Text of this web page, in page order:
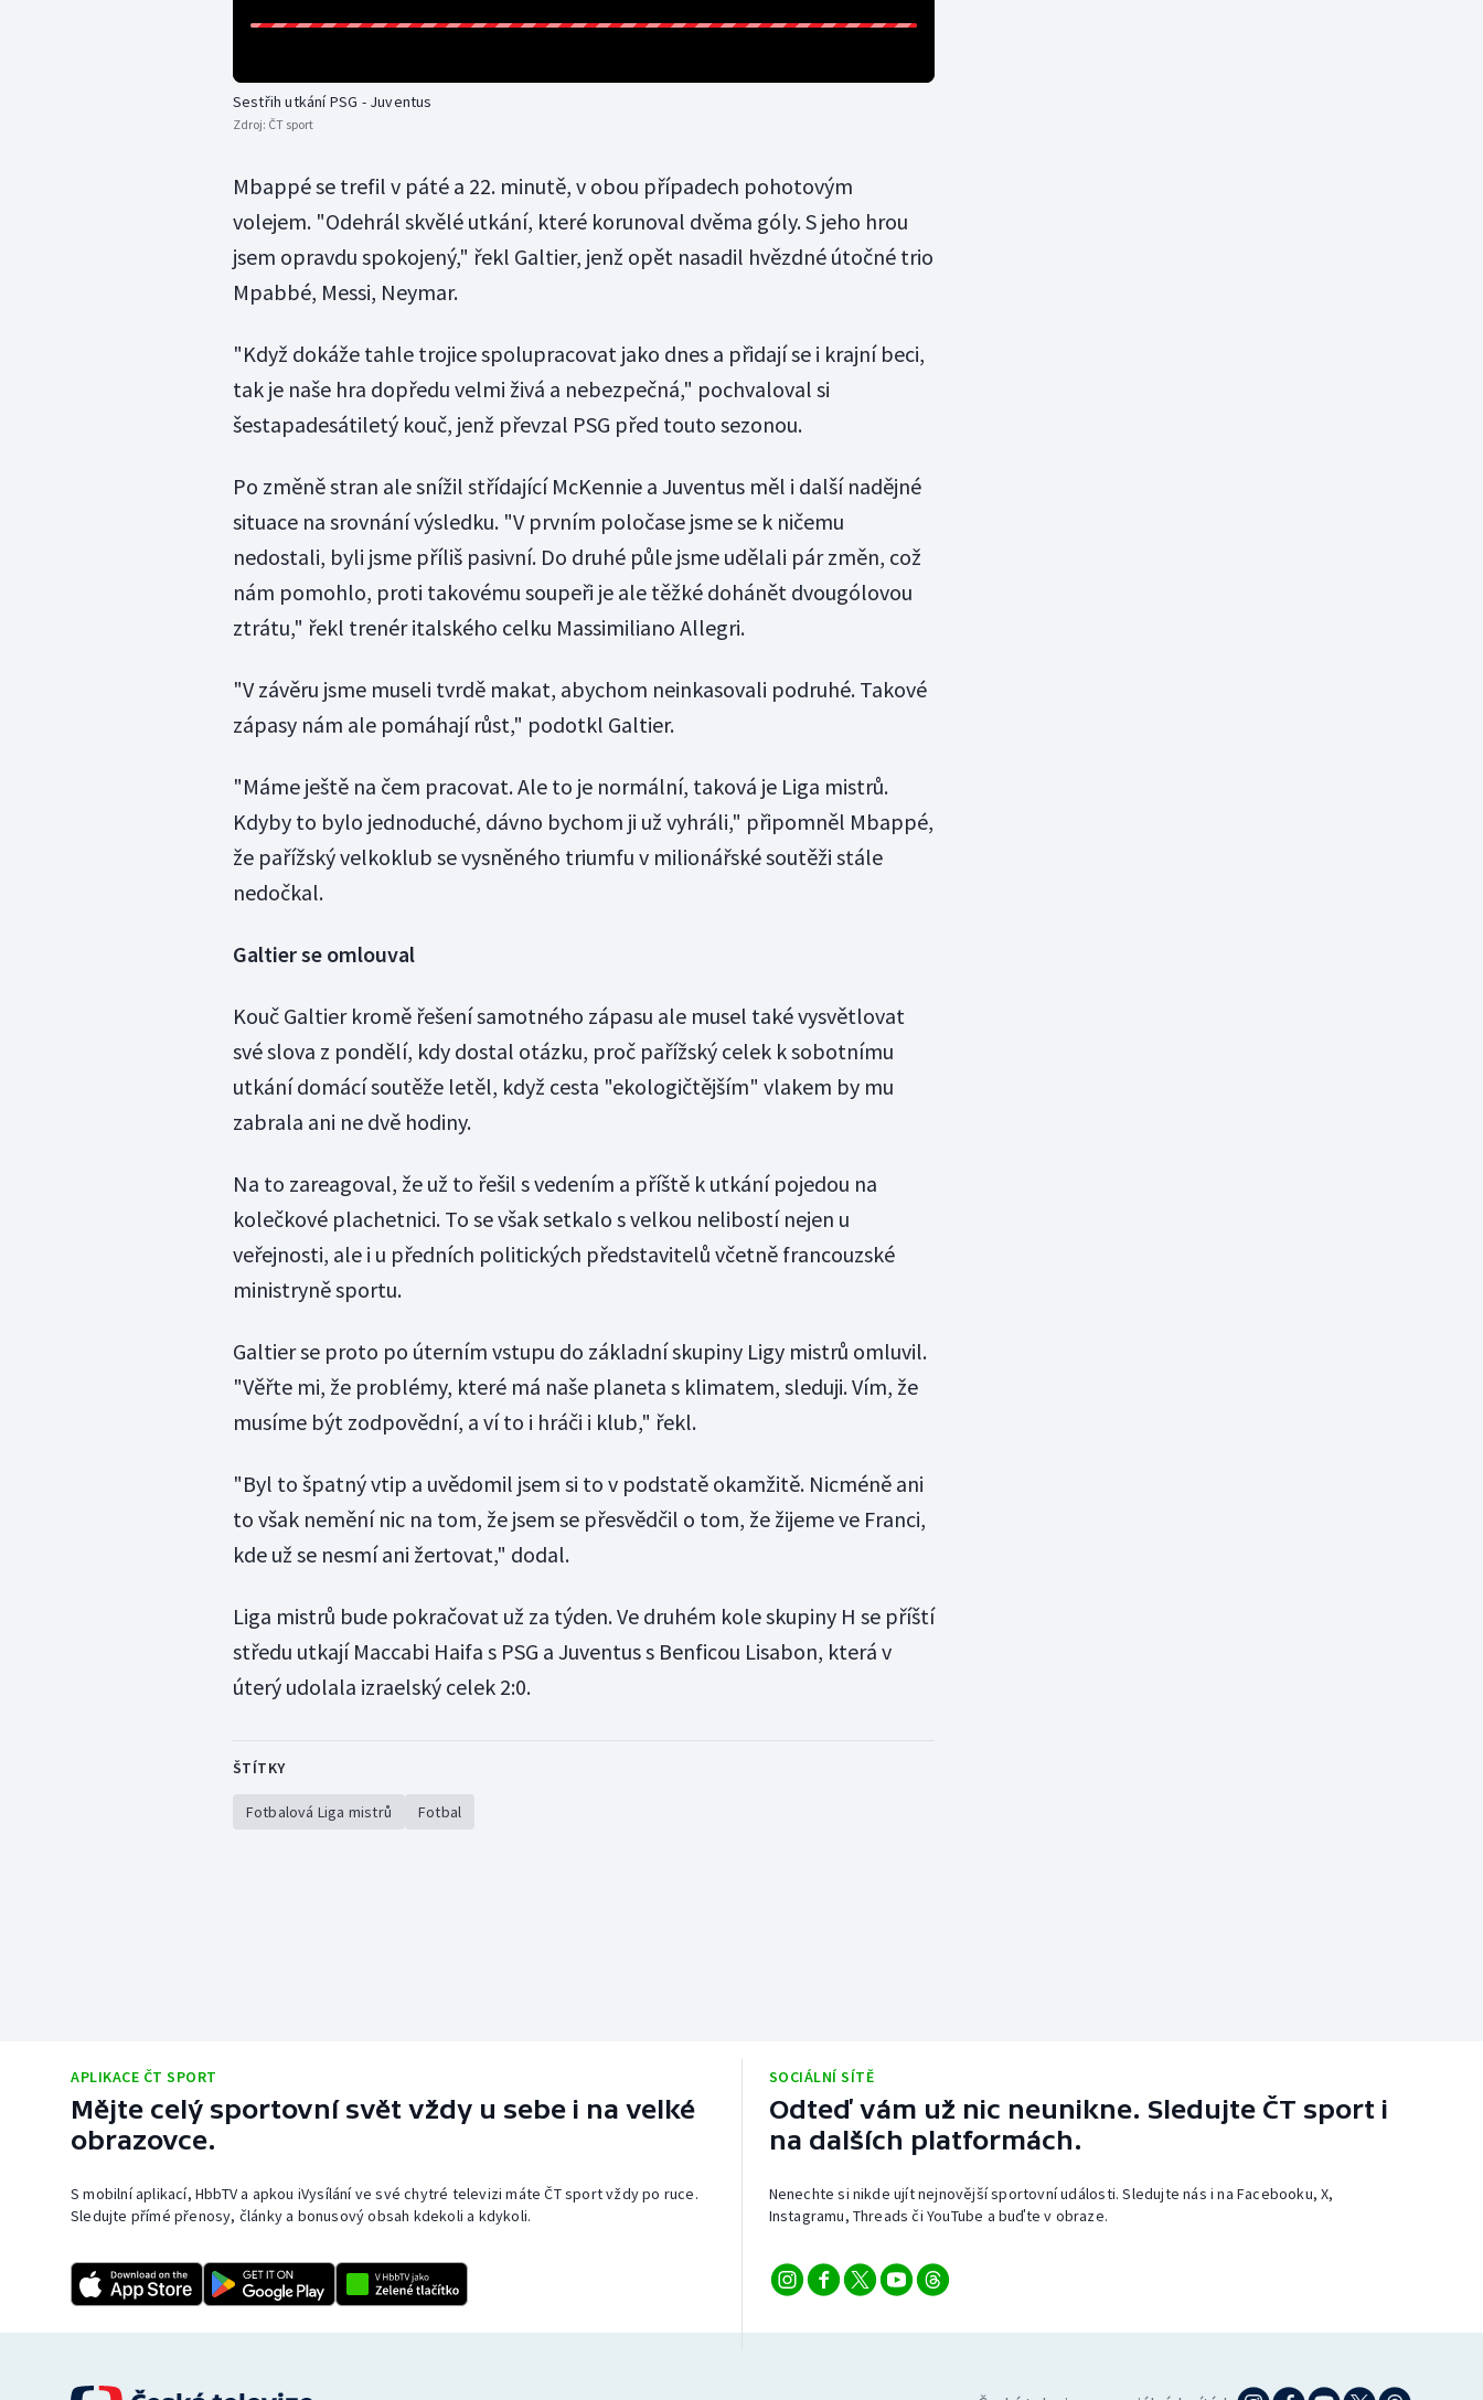
Sestřih utkání PSG - Juventus
Zdroj: ČT sport
Mbappé se trefil v páté a 22. minutě, v obou případech pohotovým
volejem. "Odehrál skvělé utkání, které korunoval dvěma góly. S jeho hrou
jsem opravdu spokojený," řekl Galtier, jenž opět nasadil hvězdné útočné trio
Mpabbé, Messi, Neymar.
"Když dokáže tahle trojice spolupracovat jako dnes a přidají se i krajní beci,
tak je naše hra dopředu velmi živá a nebezpečná," pochvaloval si
šestapadesátiletý kouč, jenž převzal PSG před touto sezonou.
Po změně stran ale snížil střídající McKennie a Juventus měl i další nadějné
situace na srovnání výsledku. "V prvním poločase jsme se k ničemu
nedostali, byli jsme příliš pasivní. Do druhé půle jsme udělali pár změn, což
nám pomohlo, proti takovému soupeři je ale těžké dohánět dvougólovou
ztrátu," řekl trenér italského celku Massimiliano Allegri.
"V závěru jsme museli tvrdě makat, abychom neinkasovali podruhé. Takové
zápasy nám ale pomáhají růst," podotkl Galtier.
"Máme ještě na čem pracovat. Ale to je normální, taková je Liga mistrů.
Kdyby to bylo jednoduché, dávno bychom ji už vyhráli," připomněl Mbappé,
že pařížský velkoklub se vysněného triumfu v milionářské soutěži stále
nedočkal.
Galtier se omlouval
Kouč Galtier kromě řešení samotného zápasu ale musel také vysvětlovat
své slova z pondělí, kdy dostal otázku, proč pařížský celek k sobotnímu
utkání domácí soutěže letěl, když cesta "ekologičtějším" vlakem by mu
zabrala ani ne dvě hodiny.
Na to zareagoval, že už to řešil s vedením a příště k utkání pojedou na
kolečkové plachetnici. To se však setkalo s velkou nelibostí nejen u
veřejnosti, ale i u předních politických představitelů včetně francouzské
ministryně sportu.
Galtier se proto po úterním vstupu do základní skupiny Ligy mistrů omluvil.
"Věřte mi, že problémy, které má naše planeta s klimatem, sleduji. Vím, že
musíme být zodpovědní, a ví to i hráči i klub," řekl.
"Byl to špatný vtip a uvědomil jsem si to v podstatě okamžitě. Nicméně ani
to však nemění nic na tom, že jsem se přesvědčil o tom, že žijeme ve Franci,
kde už se nesmí ani žertovat," dodal.
Liga mistrů bude pokračovat už za týden. Ve druhém kole skupiny H se příští
středu utkají Maccabi Haifa s PSG a Juventus s Benficou Lisabon, která v
úterý udolala izraelský celek 2:0.
ŠTÍTKY
Fotbalová Liga mistrů Fotbal
APLIKACE ČT SPORT
Mějte celý sportovní svět vždy u sebe i na velké
obrazovce.
S mobilní aplikací, HbbTV a apkou iVysílání ve své chytré televizi máte ČT sport vždy po ruce.
Sledujte přímé přenosy, články a bonusový obsah kdekoli a kdykoli.
SOCIÁLNÍ SÍTĚ
Odteď vám už nic neunikne. Sledujte ČT sport i
na dalších platformách.
Nenechte si nikde ujít nejnovější sportovní události. Sledujte nás i na Facebooku, X,
Instagramu, Threads či YouTube a buďte v obraze.